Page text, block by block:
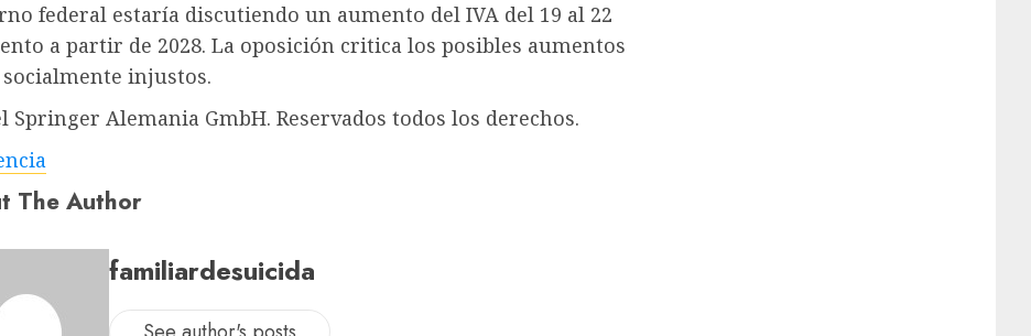
federal estaría discutiendo un aumento del IVA del 19 al 22
a partir de 2028. La oposición critica los posibles aumentos
injustos.
Springer Alemania GmbH. Reservados todos los derechos.
The Author
familiardesuicida